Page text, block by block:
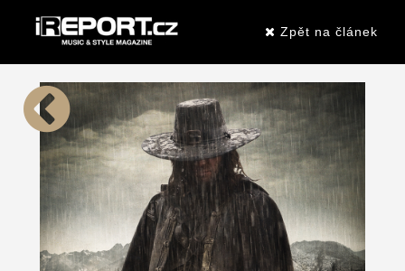
Zpět na článek